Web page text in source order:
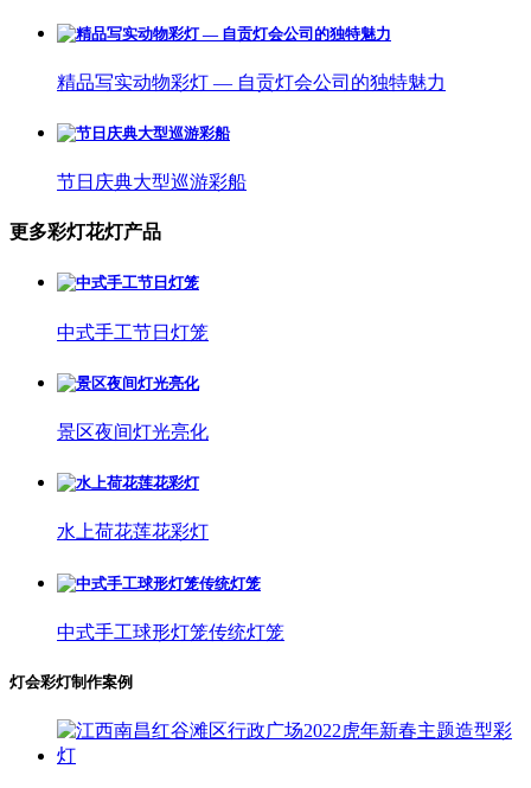
精品写实动物彩灯 — 自贡灯会公司的独特魅力
节日庆典大型巡游彩船
更多彩灯花灯产品
中式手工节日灯笼
景区夜间灯光亮化
水上荷花莲花彩灯
中式手工球形灯笼传统灯笼
灯会彩灯制作案例